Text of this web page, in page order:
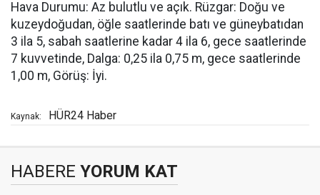
Hava Durumu: Az bulutlu ve açık. Rüzgar: Doğu ve
kuzeydoğudan, öğle saatlerinde batı ve güneybatıdan
3 ila 5, sabah saatlerine kadar 4 ila 6, gece saatlerinde
7 kuvvetinde, Dalga: 0,25 ila 0,75 m, gece saatlerinde
1,00 m, Görüş: İyi.
Kaynak: HÜR24 Haber
HABERE YORUM KAT